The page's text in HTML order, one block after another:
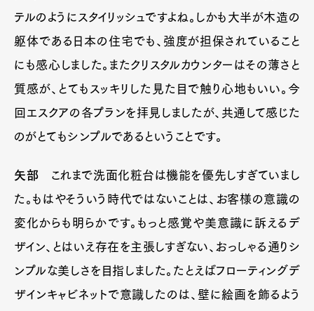
テルのようにスタイリッシュですよね。しかも大半が木造の
躯体である日本の住宅でも、強度が担保されていること
にも感心しました。またクリスタルカウンターはその薄さと
質感が、とてもスッキリした見た目で触り心地もいい。今
回エスクアの各プランを拝見しましたが、共通して感じた
のがとてもシンプルであるということです。
矢部 これまで洗面化粧台は機能を優先しすぎていまし
た。もはやそういう時代ではないことは、お客様の意識の
変化からも明らかです。もっと感覚や美意識に訴えるデ
ザイン、とはいえ存在を主張しすぎない、おっしゃる通りシ
ンプルな美しさを目指しました。たとえばフローティングデ
ザインキャビネットで意識したのは、壁に絵画を飾るよう